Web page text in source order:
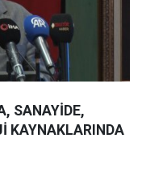
SANAYİDE,
KAYNAKLARINDA